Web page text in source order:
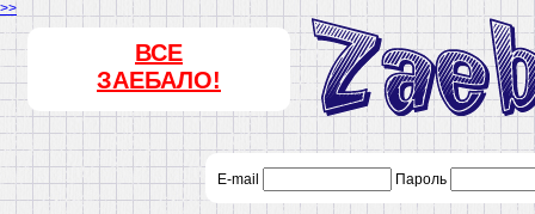
>>
ВСЕ
ЗАЕБАЛО!
E-mail Пароль